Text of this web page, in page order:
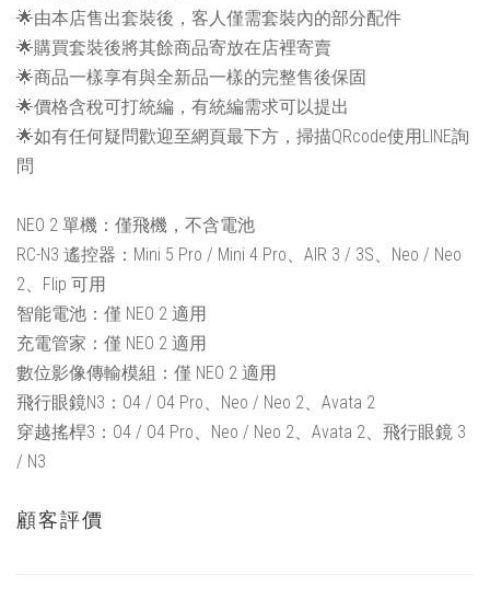
🌟由本店售出套裝後，客人僅需套裝內的部分配件
🌟購買套裝後將其餘商品寄放在店裡寄賣
🌟商品一樣享有與全新品一樣的完整售後保固
🌟價格含稅可打統編，有統編需求可以提出
🌟如有任何疑問歡迎至網頁最下方，掃描QRcode使用LINE詢
問
NEO 2 單機：僅飛機，不含電池
RC-N3 遙控器：Mini 5 Pro / Mini 4 Pro、AIR 3 / 3S、Neo / Neo
2、Flip 可用
智能電池：僅 NEO 2 適用
充電管家：僅 NEO 2 適用
數位影像傳輸模組：僅 NEO 2 適用
飛行眼鏡N3：O4 / O4 Pro、Neo / Neo 2、Avata 2
穿越搖桿3：O4 / O4 Pro、Neo / Neo 2、Avata 2、飛行眼鏡 3
/ N3
顧客評價